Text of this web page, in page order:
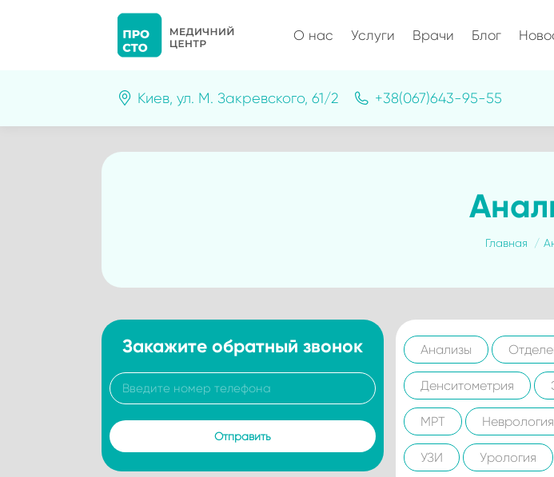
О нас Услуги Врачи Блог
Киев, ул. М. Закревского, 61/2 +38(067)643-95-55
Вы здесь:
Главная
Закажите обратный звонок Анализы
Денситометрия
МРТ Неврология
УЗИ Урология